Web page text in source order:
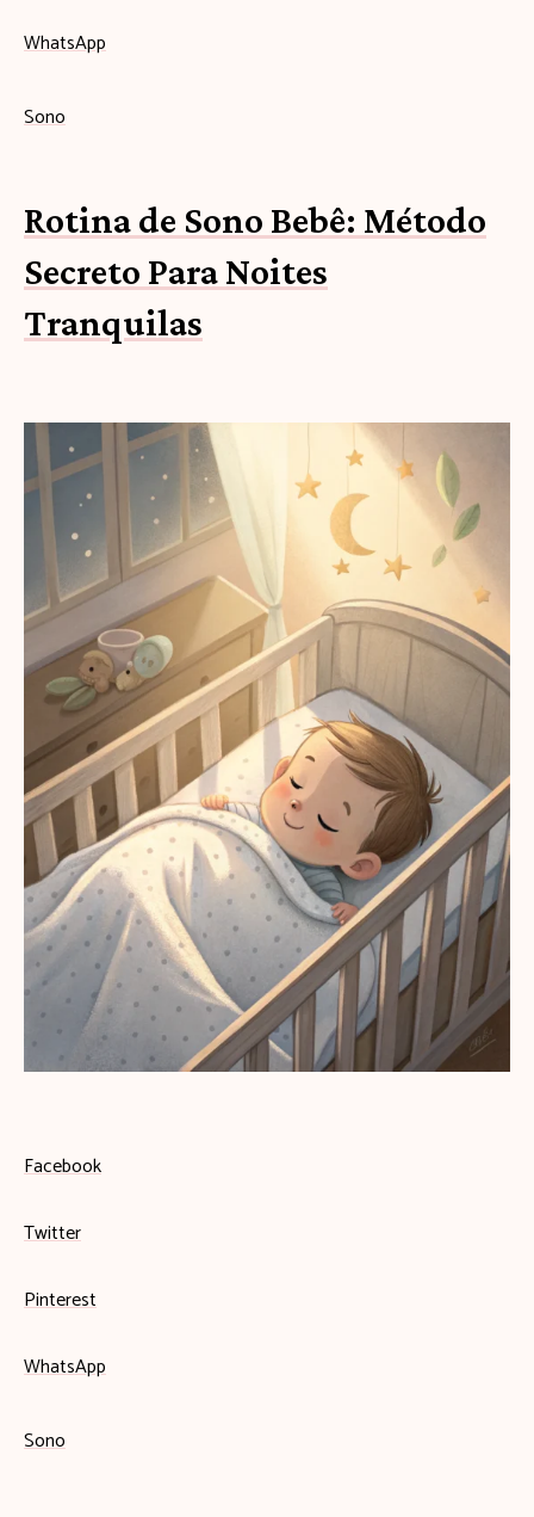
WhatsApp
Sono
Rotina de Sono Bebê: Método
Secreto Para Noites
Tranquilas
Facebook
Twitter
Pinterest
WhatsApp
Sono